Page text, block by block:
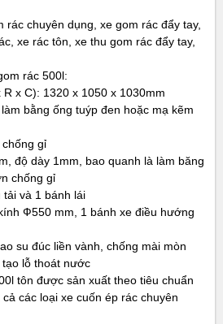
rác chuyên dụng, xe gom rác đẩy tay,
xe rác tôn, xe thu gom rác đẩy tay,
rác 500l:
x C): 1320 x 1050 x 1030mm
bằng ống tuýp đen hoặc mạ kẽm
gỉ
độ dày 1mm, bao quanh là làm băng
chống gỉ
và 1 bánh lái
Ф550 mm, 1 bánh xe điều hướng
su đúc liền vành, chống mài mòn
lỗ thoát nước
tôn được sản xuất theo tiêu chuẩn
các loại xe cuốn ép rác chuyên